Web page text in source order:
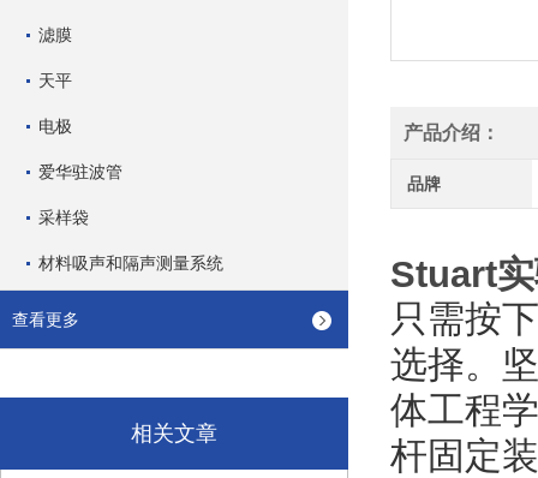
滤膜
天平
电极
爱华驻波管
采样袋
材料吸声和隔声测量系统
查看更多
相关文章
产品介绍：
品牌
Stuart
只需按
选择。
体工程
杆固定